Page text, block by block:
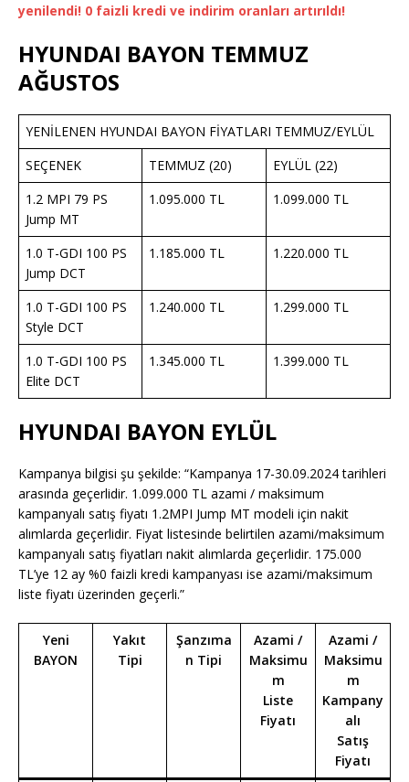
yenilendi! 0 faizli kredi ve indirim oranları artırıldı!
HYUNDAI BAYON TEMMUZ
AĞUSTOS
YENİLENEN HYUNDAI BAYON FİYATLARI TEMMUZ/EYLÜL
SEÇENEK
TEMMUZ (20)
EYLÜL (22)
1.2 MPI 79 PS
Jump MT
1.095.000 TL 1.099.000 TL
1.0 T-GDI 100 PS
Jump DCT
1.185.000 TL 1.220.000 TL
1.0 T-GDI 100 PS
Style DCT
1.240.000 TL 1.299.000 TL
1.0 T-GDI 100 PS
Elite DCT
1.345.000 TL 1.399.000 TL
HYUNDAI BAYON EYLÜL
Kampanya bilgisi şu şekilde: “Kampanya 17-30.09.2024 tarihleri
arasında geçerlidir. 1.099.000 TL azami / maksimum
kampanyalı satış fiyatı 1.2MPI Jump MT modeli için nakit
alımlarda geçerlidir. Fiyat listesinde belirtilen azami/maksimum
kampanyalı satış fiyatları nakit alımlarda geçerlidir. 175.000
TL’ye 12 ay %0 faizli kredi kampanyası ise azami/maksimum
liste fiyatı üzerinden geçerli.”
Yeni
BAYON
Yakıt
Tipi
Şanzıma
n Tipi
Azami /
Maksimu
m
Liste
Fiyatı
Azami /
Maksimu
m
Kampany
alı
Satış
Fiyatı